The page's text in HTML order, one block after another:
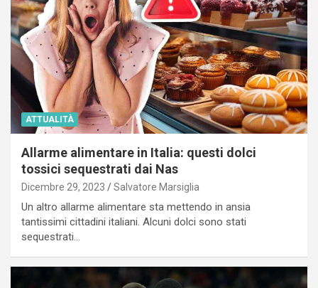
ATTUALITÀ
Allarme alimentare in Italia: questi dolci
tossici sequestrati dai Nas
Dicembre 29, 2023 Salvatore Marsiglia
Un altro allarme alimentare sta mettendo in ansia
tantissimi cittadini italiani. Alcuni dolci sono stati
sequestrati…